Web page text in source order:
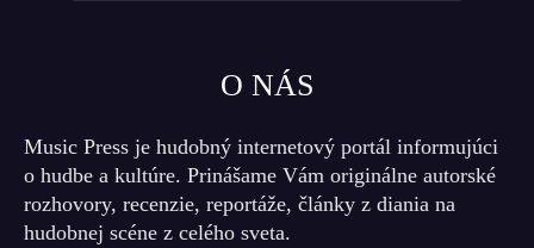
O NÁS
Music Press je hudobný internetový portál informujúci
o hudbe a kultúre. Prinášame Vám originálne autorské
rozhovory, recenzie, reportáže, články z diania na
hudobnej scéne z celého sveta.